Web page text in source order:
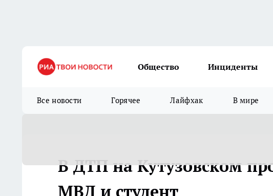
Общество Инциденты
Все новости Горячее Лайфхак В мире
В ДТП на Кутузовском
МВД и студент